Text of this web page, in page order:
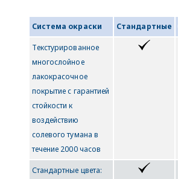
Система окраски Стандартные
Текстурированное
многослойное
лакокрасочное
покрытие с гарантией
стойкости к
воздействию
солевого тумана в
течение 2000 часов
Стандартные цвета: